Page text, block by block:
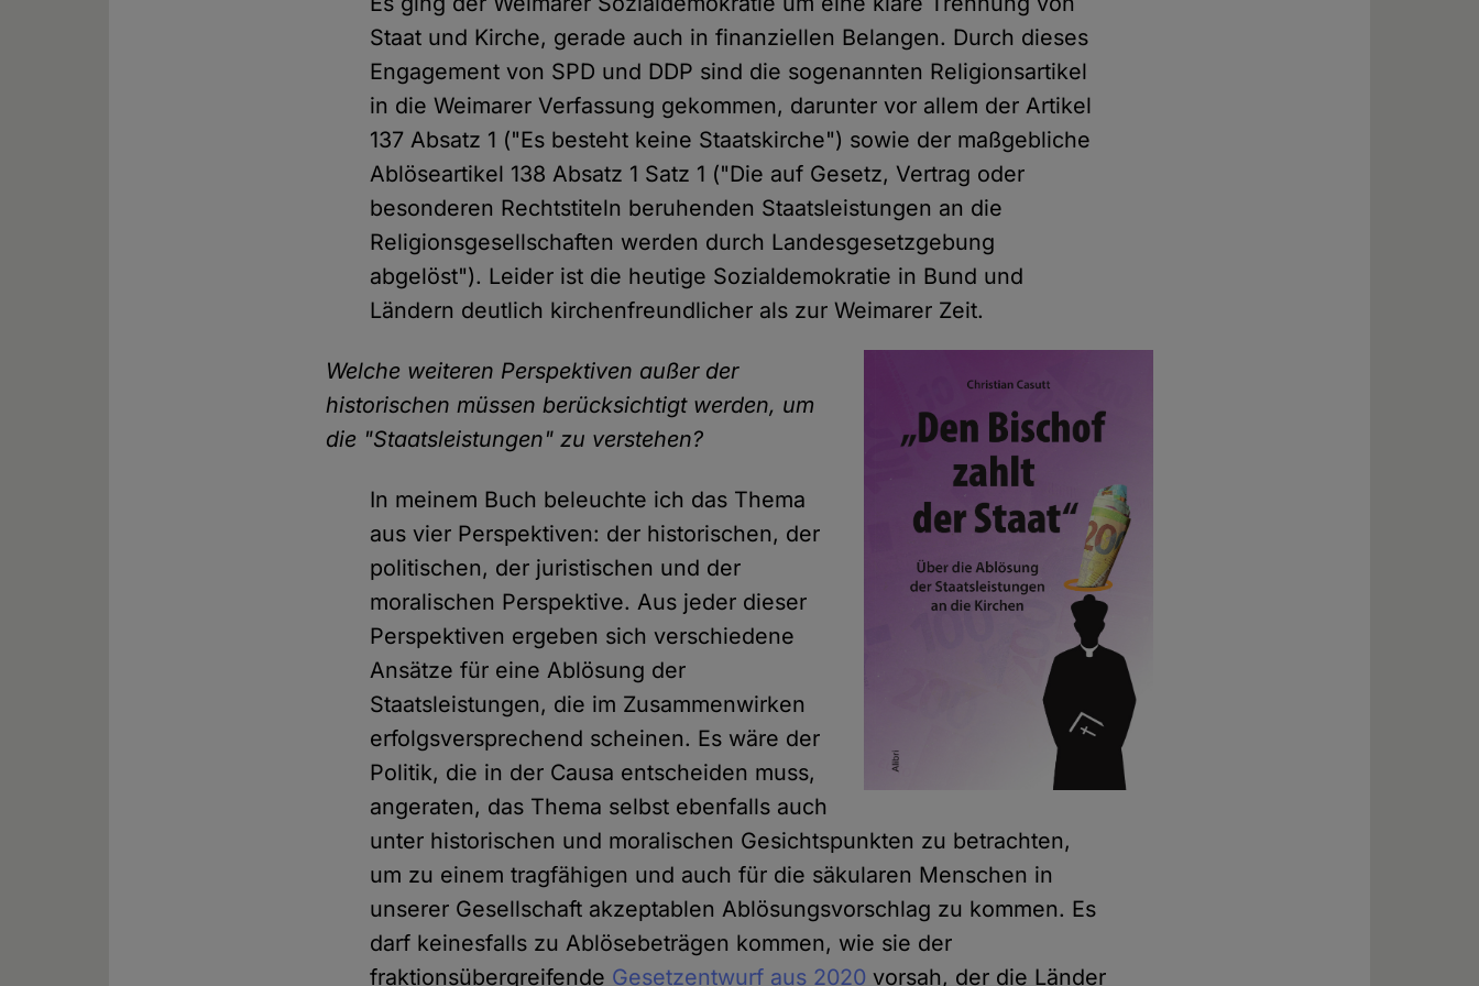
Staat und Kirche, gerade auch in finanziellen Belangen. Durch dieses
Engagement von SPD und DDP sind die sogenannten Religionsartikel
in die Weimarer Verfassung gekommen, darunter vor allem der Artikel
137 Absatz 1 ("Es besteht keine Staatskirche") sowie der maßgebliche
Ablöseartikel 138 Absatz 1 Satz 1 ("Die auf Gesetz, Vertrag oder
besonderen Rechtstiteln beruhenden Staatsleistungen an die
Religionsgesellschaften werden durch Landesgesetzgebung
abgelöst"). Leider ist die heutige Sozialdemokratie in Bund und
Ländern deutlich kirchenfreundlicher als zur Weimarer Zeit.
Welche weiteren Perspektiven außer der
historischen müssen berücksichtigt werden, um
die "Staatsleistungen" zu verstehen?
In meinem Buch beleuchte ich das Thema
aus vier Perspektiven: der historischen, der
politischen, der juristischen und der
moralischen Perspektive. Aus jeder dieser
Perspektiven ergeben sich verschiedene
Ansätze für eine Ablösung der
Staatsleistungen, die im Zusammenwirken
erfolgsversprechend scheinen. Es wäre der
Politik, die in der Causa entscheiden muss,
angeraten, das Thema selbst ebenfalls auch
unter historischen und moralischen Gesichtspunkten zu betrachten,
um zu einem tragfähigen und auch für die säkularen Menschen in
unserer Gesellschaft akzeptablen Ablösungsvorschlag zu kommen. Es
darf keinesfalls zu Ablösebeträgen kommen, wie sie der
fraktionsübergreifende Gesetzentwurf aus 2020 vorsah, der die Länder